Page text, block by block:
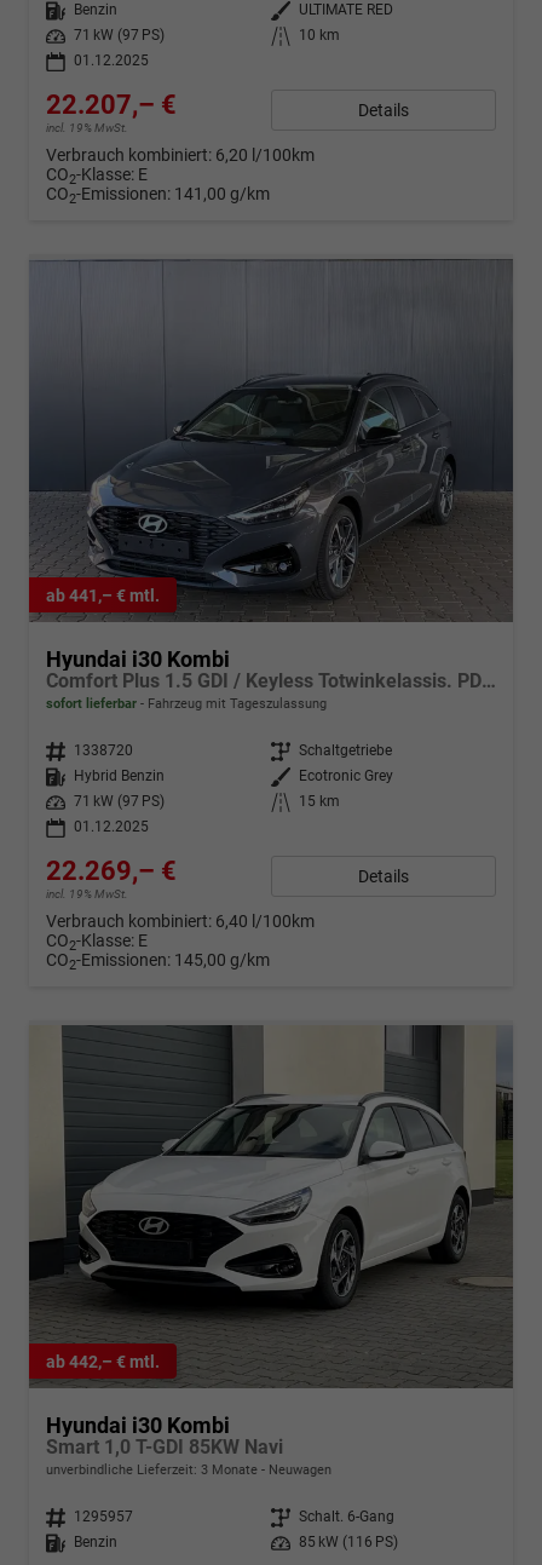
Kraftstoff
Benzin Außenfarbe
ULTIMATE RED
Leistung
71 kW (97 PS) Kilometerstand
10 km
01.12.2025
22.207,– €
incl. 19% MwSt.
Details
Verbrauch kombiniert: 6,20 l/100km
CO2-Klasse: E
CO2-Emissionen: 141,00 g/km
ab 441,– € mtl.
Hyundai i30 Kombi
Comfort Plus 1.5 GDI / Keyless Totwinkelassis. PDC V&H + Kamera Sitz Lenkradheizung LED Alu 17''
sofort lieferbar Fahrzeug mit Tageszulassung
Fahrzeugnr. 1338720 Getriebe Schaltgetriebe
Kraftstoff
Hybrid Benzin Außenfarbe
Ecotronic Grey
Leistung
71 kW (97 PS) Kilometerstand
15 km
01.12.2025
22.269,– €
incl. 19% MwSt.
Details
Verbrauch kombiniert: 6,40 l/100km
CO2-Klasse: E
CO2-Emissionen: 145,00 g/km
ab 442,– € mtl.
Hyundai i30 Kombi
Smart 1,0 T-GDI 85KW Navi
unverbindliche Lieferzeit: 3 Monate Neuwagen
Fahrzeugnr. 1295957 Getriebe Schalt. 6-Gang
Kraftstoff
Benzin Leistung 85 kW (116 PS)